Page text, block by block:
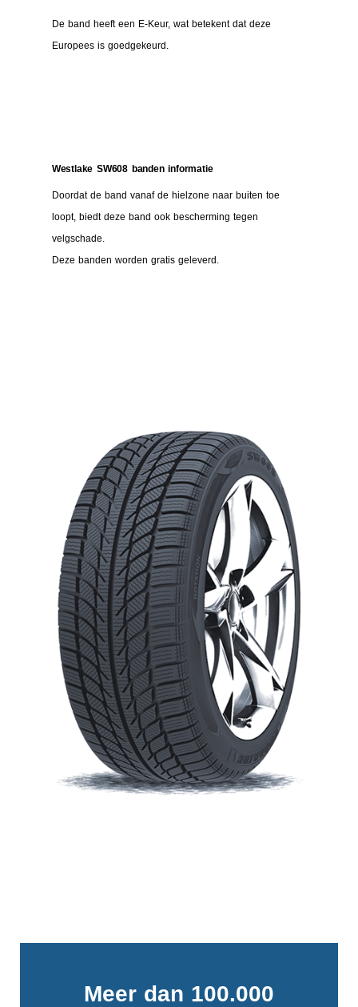
De band heeft een E-Keur, wat betekent dat deze
Europees is goedgekeurd.
Westlake SW608 banden informatie
Doordat de band vanaf de hielzone naar buiten toe
loopt, biedt deze band ook bescherming tegen
velgschade.
Deze banden worden gratis geleverd.
Meer dan 100.000